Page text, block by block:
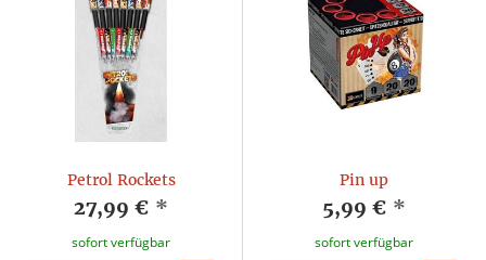
Petrol Rockets
27,99 € *
sofort verfügbar
Pin up
5,99 € *
sofort verfügbar